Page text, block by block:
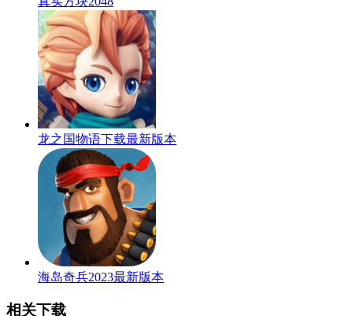
龙之国物语下载最新版本
海岛奇兵2023最新版本
相关下载